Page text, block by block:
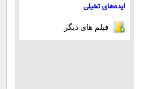
ایده‌های تخیلی
فیلم های دیگر